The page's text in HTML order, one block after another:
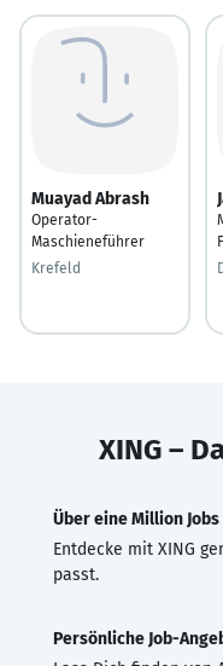
Muayad Abrash
Operator-
Maschieneführer
Krefeld
XING –
Über eine Million Jobs
Entdecke mit XING
passt.
Persönliche Job-